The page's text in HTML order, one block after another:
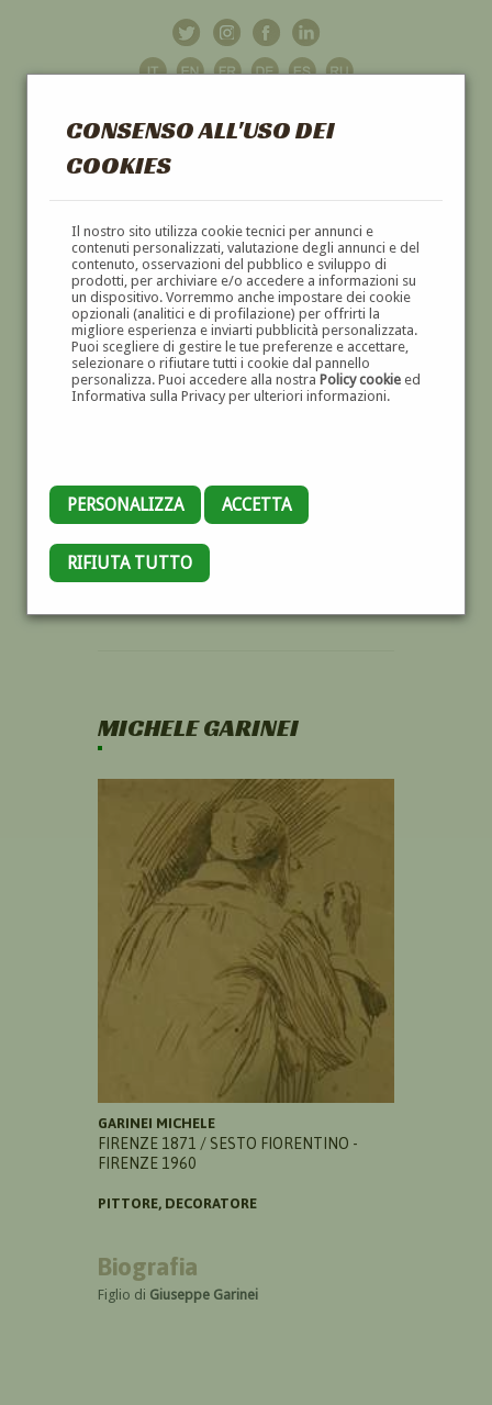
CONSENSO ALL'USO DEI
COOKIES
Il nostro sito utilizza cookie tecnici per annunci e
contenuti personalizzati, valutazione degli annunci e del
contenuto, osservazioni del pubblico e sviluppo di
prodotti, per archiviare e/o accedere a informazioni su
un dispositivo. Vorremmo anche impostare dei cookie
opzionali (analitici e di profilazione) per offrirti la
migliore esperienza e inviarti pubblicità personalizzata.
Puoi scegliere di gestire le tue preferenze e accettare,
selezionare o rifiutare tutti i cookie dal pannello
personalizza. Puoi accedere alla nostra Policy cookieed
Informativa sulla Privacy per ulteriori informazioni.
PERSONALIZZA ACCETTA
RIFIUTA TUTTO
GALLERIAD'ARTE
DIPINTI E SCULTURE '800 E '900
MICHELE GARINEI
GARINEI MICHELE
FIRENZE 1871 / SESTO FIORENTINO -
FIRENZE 1960
PITTORE, DECORATORE
Biografia
Figlio di Giuseppe Garinei